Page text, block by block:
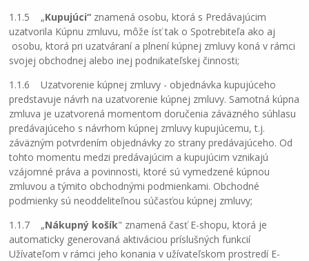
1.1.5 „Kupujúci“ znamená osobu, ktorá s Predávajúcim
uzatvorila Kúpnu zmluvu, môže ísť tak o Spotrebiteľa ako aj
osobu, ktorá pri uzatváraní a plnení kúpnej zmluvy koná v rámci
svojej obchodnej alebo inej podnikateľskej činnosti;
1.1.6 Uzatvorenie kúpnej zmluvy - objednávka kupujúceho
predstavuje návrh na uzatvorenie kúpnej zmluvy. Samotná kúpna
zmluva je uzatvorená momentom doručenia záväzného súhlasu
predávajúceho s návrhom kúpnej zmluvy kupujúcemu, t.j.
záväzným potvrdením objednávky zo strany predávajúceho. Od
tohto momentu medzi predávajúcim a kupujúcim vznikajú
vzájomné práva a povinnosti, ktoré sú vymedzené kúpnou
zmluvou a týmito obchodnými podmienkami. Obchodné
podmienky sú neoddeliteľnou súčasťou kúpnej zmluvy;
1.1.7 „Nákupný košík" znamená časť E-shopu, ktorá je
automaticky generovaná aktiváciou príslušných funkcií
Užívateľom v rámci jeho konania v užívateľskom prostredí E-